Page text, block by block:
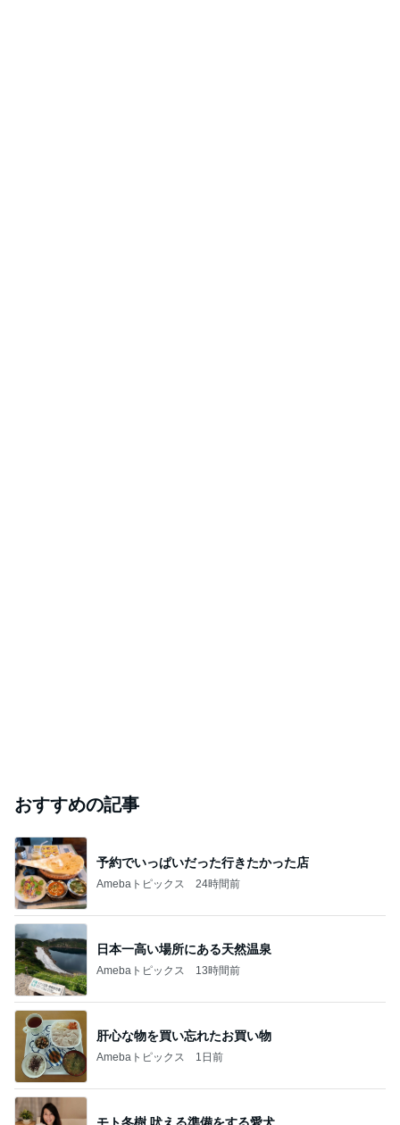
おすすめの記事
予約でいっぱいだった行きたかった店
Amebaトピックス 24時間前
日本一高い場所にある天然温泉
Amebaトピックス 13時間前
肝心な物を買い忘れたお買い物
Amebaトピックス 1日前
モト冬樹 吠える準備をする愛犬